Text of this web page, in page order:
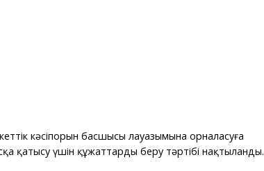
кәсіпорын басшысы лауазымына орналасуға
қатысу үшін құжаттарды беру тәртібі нақтыланды.